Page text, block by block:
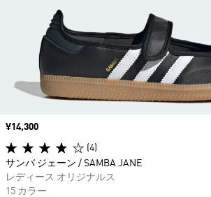
価格
¥14,300
(4)
サンバ ジェーン / SAMBA JANE
レディース オリジナルス
15 カラー